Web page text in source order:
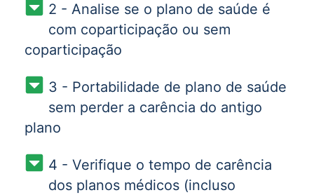
2 - Analise se o plano de saúde é
com coparticipação ou sem
coparticipação
3 - Portabilidade de plano de saúde
sem perder a carência do antigo
plano
4 - Verifique o tempo de carência
dos planos médicos (incluso